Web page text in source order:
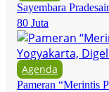
Sayembara
80 Juta
Agenda
Pameran “Merintis